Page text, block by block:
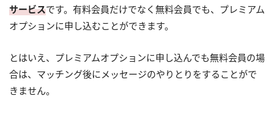
サービスです。有料会員だけでなく無料会員でも、プレミアム
オプションに申し込むことができます。
とはいえ、プレミアムオプションに申し込んでも無料会員の場
合は、マッチング後にメッセージのやりとりをすることがで
きません。